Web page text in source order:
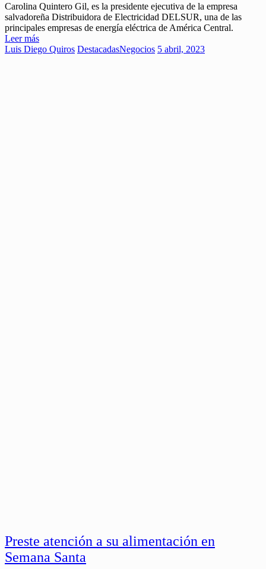
Carolina Quintero Gil, es la presidente ejecutiva de la empresa
salvadoreña Distribuidora de Electricidad DELSUR, una de las
principales empresas de energía eléctrica de América Central.
Leer más
Luis Diego Quiros DestacadasNegocios 5 abril, 2023
Preste atención a su alimentación en
Semana Santa